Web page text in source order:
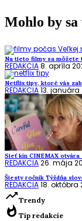
Mohlo by
Na tieto filmy sa môžete
REDAKCIA8. apríla
Netflix tipy, ktoré vás
REDAKCIA13. januára
Sieť kín CINEMAX
REDAKCIA26. mája
Šiesty ročník Týždňa
REDAKCIA18. októbra
trending_upTrendy
whatshot Tip redakcie